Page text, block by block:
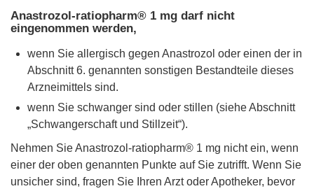
Anastrozol-ratiopharm® 1 mg darf nicht
eingenommen werden,
wenn Sie allergisch gegen Anastrozol oder einen der in
Abschnitt 6. genannten sonstigen Bestandteile dieses
Arzneimittels sind.
wenn Sie schwanger sind oder stillen (siehe Abschnitt
„Schwangerschaft und Stillzeit“).
Nehmen Sie Anastrozol-ratiopharm® 1 mg nicht ein, wenn
einer der oben genannten Punkte auf Sie zutrifft. Wenn Sie
unsicher sind, fragen Sie Ihren Arzt oder Apotheker, bevor